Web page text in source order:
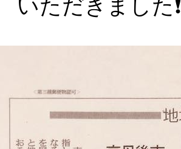
いただきました❗️